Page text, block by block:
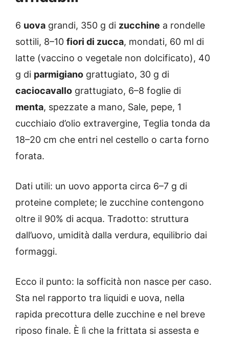
6 uova grandi, 350 g di zucchine a rondelle
sottili, 8–10 fiori di zucca, mondati, 60 ml di
latte (vaccino o vegetale non dolcificato), 40
g di parmigiano grattugiato, 30 g di
caciocavallo grattugiato, 6–8 foglie di
menta, spezzate a mano, Sale, pepe, 1
cucchiaio d’olio extravergine, Teglia tonda da
18–20 cm che entri nel cestello o carta forno
forata.
Dati utili: un uovo apporta circa 6–7 g di
proteine complete; le zucchine contengono
oltre il 90% di acqua. Tradotto: struttura
dall’uovo, umidità dalla verdura, equilibrio dai
formaggi.
Ecco il punto: la sofficità non nasce per caso.
Sta nel rapporto tra liquidi e uova, nella
rapida precottura delle zucchine e nel breve
riposo finale. È lì che la frittata si assesta e